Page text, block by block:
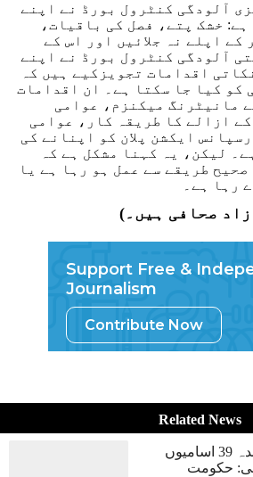
آلودگی کنٹرول بورڈ نے اپنے
ہے: خشک پتے، فصل کی باقیات،
کے اپلے نہ جلائیں اور اس کے
آلودگی کنٹرول بورڈ نے اپنے
اقدامات تجویزکیے ہیں کہ
کو کیا جا سکتا ہے۔ ان اقدامات
مانیٹرنگ میکنزم، عوامی
ازالے کا طریقہ کار، عوامی
ایکشن پلان کو اپنانے کی
لیکن، یہ کہنا مشکل ہے کہ
طریقے سے عمل ہو رہا ہے یا
رہا ہے۔
Support Free &
Journalism
Contribute Now
Related News
این ٹی اے کی منظور شدہ 39 اسامیوں